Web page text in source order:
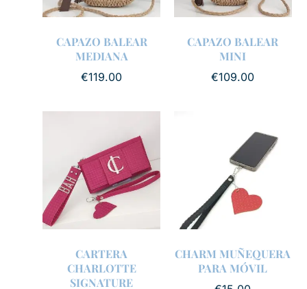
CAPAZO BALEAR
MEDIANA
€119.00
CAPAZO BALEAR
MINI
€109.00
CARTERA
CHARLOTTE
SIGNATURE
CHARM MUÑEQUERA
PARA MÓVIL